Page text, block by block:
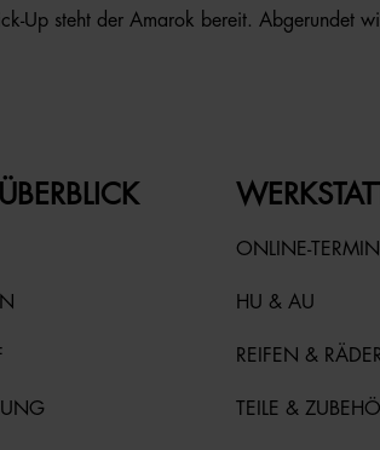
Up steht der Amarok bereit. Abgerundet
ONLINE-
HU & AU
REIFEN & RÄDER
TEILE &